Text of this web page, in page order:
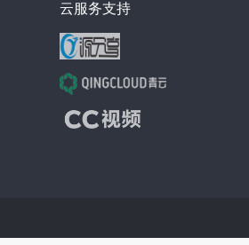
云服务支持